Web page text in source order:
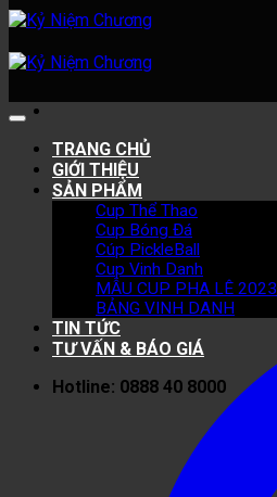
TRANG CHỦ
GIỚI THIỆU
SẢN PHẨM
Cup Thể Thao
Cup Bóng Đá
Cúp PickleBall
Cup Vinh Danh
MẪU CUP PHA LÊ 2023
BẢNG VINH DANH
TIN TỨC
TƯ VẤN & BÁO GIÁ
Hotline: 0888 40 8000